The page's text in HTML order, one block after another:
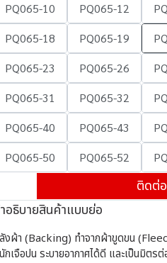
PQ065-10
PQ065-12
PQ065-18
PQ065-19
PQ065-23
PQ065-26
PQ065-31
PQ065-32
PQ065-40
PQ065-43
PQ065-50
PQ065-52
ติดต่อ
อธิบายสินค้าแบบย่อ
งผ้า (Backing) ทำจากผ้าขูดขน
กเจือปน ระบายอากาศได้ดี และเป็นมิตร